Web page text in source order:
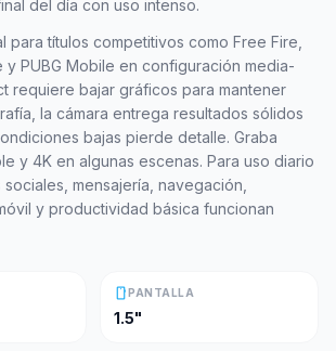
del día con uso intenso.
para títulos competitivos como Free Fire,
y PUBG Mobile en configuración media-
requiere bajar gráficos para mantener
la cámara entrega resultados sólidos
bajas pierde detalle. Graba
y 4K en algunas escenas. Para uso diario
mensajería, navegación,
y productividad básica funcionan
smartphonePANTALLA
1.5"